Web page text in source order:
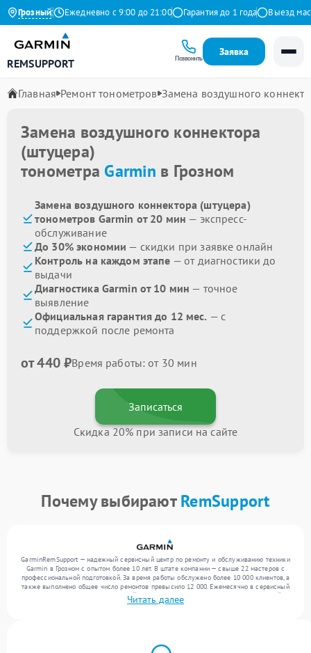
Грозный
на Яндекс Ежедневно с 9:00 до 21:00 Гарантия до 1 года Выезд
REMSUPPORT Позвонить
Заявка
Главная Ремонт тонометров Замена воздушного
Замена воздушного коннектора
(штуцера)
тонометра Garmin в Грозном
Замена воздушного коннектора (штуцера)
тонометров Garmin от 20 мин — экспресс-
обслуживание
До 30% экономии — скидки при заявке онлайн
Контроль на каждом этапе — от диагностики до
выдачи
Диагностика Garmin от 10 мин — точное
выявление
Официальная гарантия до 12 мес. — с
поддержкой после ремонта
от 440 ₽Время работы: от 30 мин
Записаться
Скидка 20% при записи на сайте
Почему выбираютRemSupport
GarminRemSupport — надежный сервисный центр по ремонту и обслуживанию техники
Garmin в Грозном с опытом более 10 лет. В штате компании — свыше 22 мастеров с
профессиональной подготовкой. За время работы обслужено более 10 000 клиентов, а
также выполнено общее число ремонтов превысило 12 000. Ежемесячно в сервисный
центр поступает более 300 устройств, включая , , . Мы устраняем поломки любой
сложности и поддерживаем высокий стандарт качества благодаря отлаженным
Читать далее